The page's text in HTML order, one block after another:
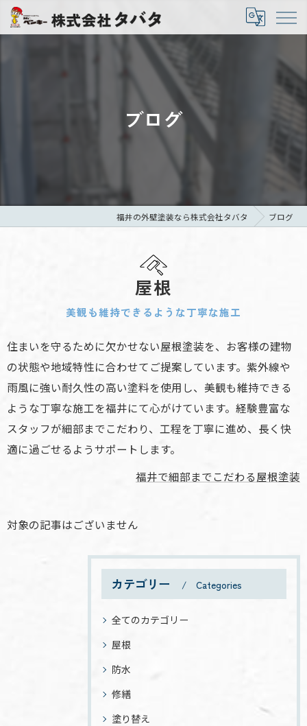
ブログ
福井の外壁塗装なら株式会社タバタ ブログ
屋根
美観も維持できるような丁寧な施工
住まいを守るために欠かせない屋根塗装を、お客様の建物
の状態や地域特性に合わせてご提案しています。紫外線や
雨風に強い耐久性の高い塗料を使用し、美観も維持できる
ような丁寧な施工を福井にて心がけています。経験豊富な
スタッフが細部までこだわり、工程を丁寧に進め、長く快
適に過ごせるようサポートします。
福井で細部までこだわる屋根塗装
対象の記事はございません
カテゴリー Categories
全てのカテゴリー
屋根
防水
修繕
塗り替え